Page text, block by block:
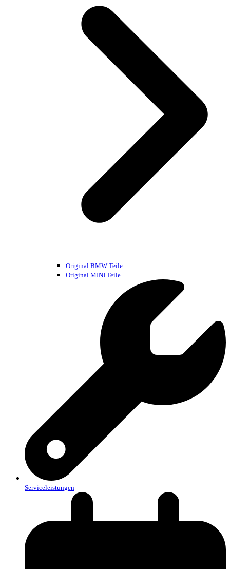
Original BMW Teile
Original MINI Teile
Serviceleistungen